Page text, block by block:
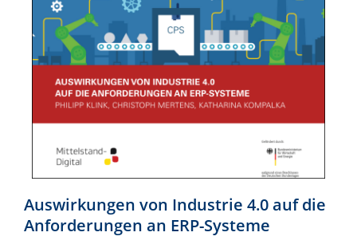
Auswirkungen von Industrie 4.0 auf die
Anforderungen an ERP-Systeme